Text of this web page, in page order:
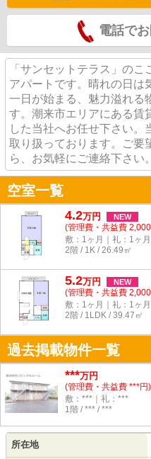
電話で
「サンセットテラス」の
アパートです。晴れの日は
一日が始まる、魅力溢れる
す。潮来市エリアにある賃
した当社へお任せ下さい。
取り扱っております。ご要
ら、お気軽にご連絡下さい。
空室一覧
4.2万円 NEW
(管理費・共益費
敷：1ヶ月｜礼：1ヶ月
2階 / 1K / 26.49㎡
5.2万円 NEW
(管理費・共益費
敷：1ヶ月｜礼：1ヶ月
2階 / 1LDK / 39.47㎡
過去掲載物件一覧
***万円
(管理費・共益費 ***円)
敷：***｜礼：***
1階 / *** / ***
所在地